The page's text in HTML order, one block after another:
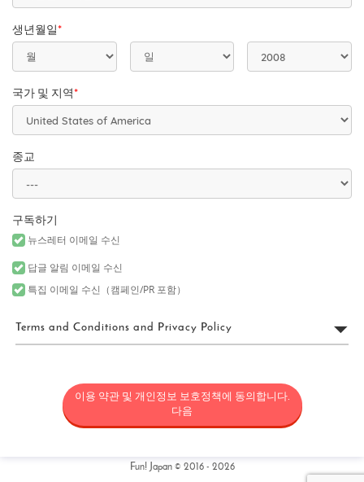
생년월일 *
국가 및 지역 *
종교
구독하기
뉴스레터 이메일 수신
답글 알림 이메일 수신
특집 이메일 수신（캠페인/PR 포함）
Terms and Conditions and Privacy Policy
“FUN! JAPAN”은 Fun! Japan 웹사이트(웹 도메인 fun-japan.jp/intl을
포함하되 이에 국한되지 않으며, 추후 어떤 이유로든 개정 또는 변경
될 수 있음)(“사이트”)의 운영을 포함한 서비스를 제공하는 프로젝트
를 통칭하며, 일본의 상품과 서비스를 소비자에게 소개함으로써 일
이용 약관 및 개인정보 보호정책에 동의합니다.
다음
Fun! Japan © 2016 - 2026